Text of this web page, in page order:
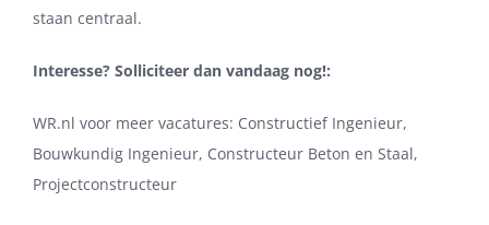
staan centraal.
Interesse? Solliciteer dan vandaag nog!:
WR.nl voor meer vacatures: Constructief Ingenieur,
Bouwkundig Ingenieur, Constructeur Beton en Staal,
Projectconstructeur